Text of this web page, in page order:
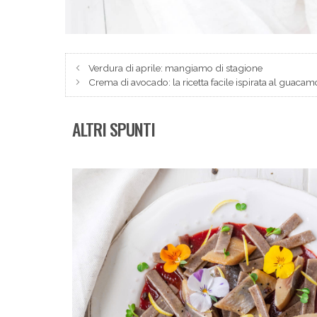
Verdura di aprile: mangiamo di stagione
Crema di avocado: la ricetta facile ispirata al
ALTRI SPUNTI